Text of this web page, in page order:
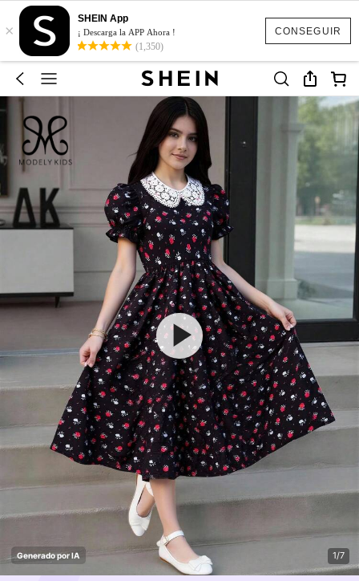
CONSEGUIR
×
SHEIN App
¡ Descarga la APP Ahora !
(1,350)
Generado por IA 1/7